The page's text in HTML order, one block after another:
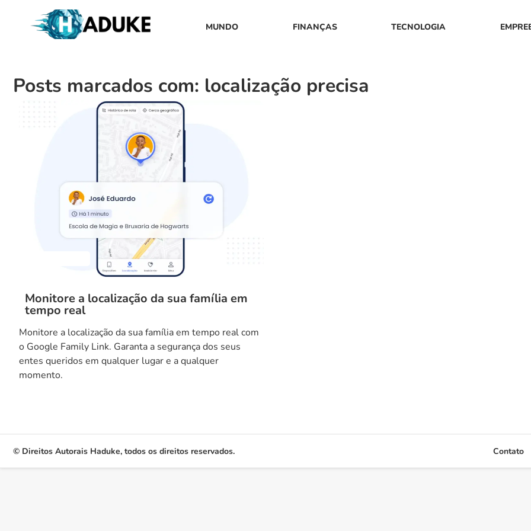
MUNDO FINANÇAS TECNOLOGIA
Posts marcados com: localização precisa
Monitore a localização da sua família em
tempo real
Monitore a localização da sua família em tempo real com
o Google Family Link. Garanta a segurança dos seus
entes queridos em qualquer lugar e a qualquer
momento.
© Direitos Autorais Haduke, todos os direitos reservados. Contato